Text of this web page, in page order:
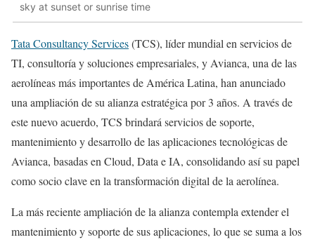
sky at sunset or sunrise time
Tata Consultancy Services(TCS), líder mundial en servicios de
TI, consultoría y soluciones empresariales, y Avianca, una de las
aerolíneas más importantes de América Latina, han anunciado
una ampliación de su alianza estratégica por 3 años. A través de
este nuevo acuerdo, TCS brindará servicios de soporte,
mantenimiento y desarrollo de las aplicaciones tecnológicas de
Avianca, basadas en Cloud, Data e IA, consolidando así su papel
como socio clave en la transformación digital de la aerolínea.
La más reciente ampliación de la alianza contempla extender el
mantenimiento y soporte de sus aplicaciones, lo que se suma a los